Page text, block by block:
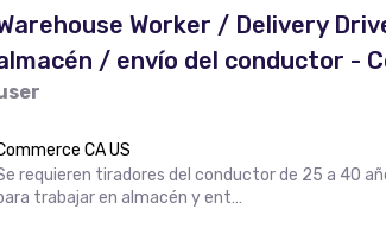
Worker / Delivery
/ envío del conductor -
CA US
requieren tiradores del conductor de 25 a 40
trabajar en almacén y ent…